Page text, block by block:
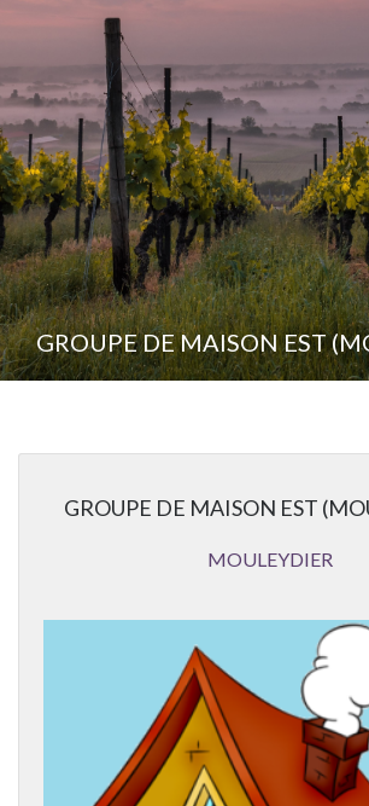
GROUPE DE MAISON EST
GROUPE DE MAISON EST
MOULEYDIER